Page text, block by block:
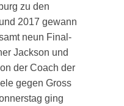
zu den
2017 gewann
neun Final-
Jackson und
der Coach der
gegen Gross
ging